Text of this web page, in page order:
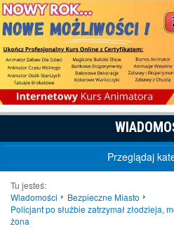
Przeglądaj
Tu jesteś:
Wiadomości
Bezpieczne Miasto
Policjant po służbie zatrzymał złodzieja,
żona